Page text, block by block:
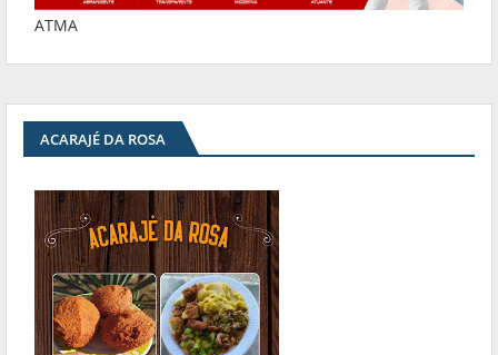
ATMA
ACARAJÉ DA ROSA